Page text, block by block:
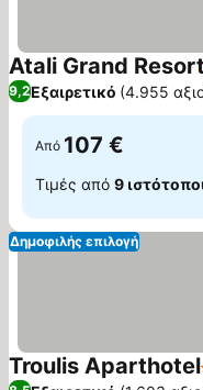
Atali Grand Resort
9,2Εξαιρετικό (4.955
Από 107 €
Τιμές από 9
Δημοφιλής επιλογή
Troulis Aparthotel